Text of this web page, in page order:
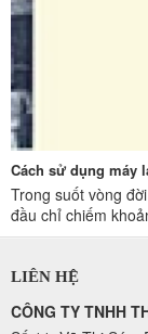
Cách sử dụng máy
Trong suốt vòng
đầu chỉ chiếm
LIÊN HỆ
CÔNG TY TNHH